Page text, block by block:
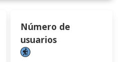
Número de
usuarios